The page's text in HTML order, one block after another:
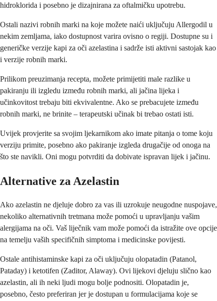
hidroklorida i posebno je dizajnirana za oftalmičku upotrebu.
Ostali nazivi robnih marki na koje možete naići uključuju Allergodil u
nekim zemljama, iako dostupnost varira ovisno o regiji. Dostupne su i
generičke verzije kapi za oči azelastina i sadrže isti aktivni sastojak kao
i verzije robnih marki.
Prilikom preuzimanja recepta, možete primijetiti male razlike u
pakiranju ili izgledu između robnih marki, ali jačina lijeka i
učinkovitost trebaju biti ekvivalentne. Ako se prebacujete između
robnih marki, ne brinite – terapeutski učinak bi trebao ostati isti.
Uvijek provjerite sa svojim ljekarnikom ako imate pitanja o tome koju
verziju primite, posebno ako pakiranje izgleda drugačije od onoga na
što ste navikli. Oni mogu potvrditi da dobivate ispravan lijek i jačinu.
Alternative za Azelastin
Ako azelastin ne djeluje dobro za vas ili uzrokuje neugodne nuspojave,
nekoliko alternativnih tretmana može pomoći u upravljanju vašim
alergijama na oči. Vaš liječnik vam može pomoći da istražite ove opcije
na temelju vaših specifičnih simptoma i medicinske povijesti.
Ostale antihistaminske kapi za oči uključuju olopatadin (Patanol,
Pataday) i ketotifen (Zaditor, Alaway). Ovi lijekovi djeluju slično kao
azelastin, ali ih neki ljudi mogu bolje podnositi. Olopatadin je,
posebno, često preferiran jer je dostupan u formulacijama koje se